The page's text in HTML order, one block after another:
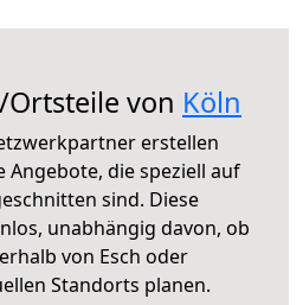
von Köln
erstellen
die speziell auf
sind. Diese
unabhängig davon, ob
von Esch oder
Standorts planen.